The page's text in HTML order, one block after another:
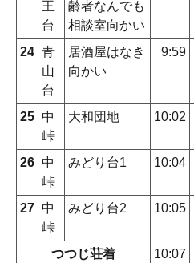
王
台
齢者なんでも
相談室向かい
24 青
山
台
居酒屋はなき
向かい
9:59
25 中
峠
大和団地 10:02
26 中
峠
みどり台1 10:04
27 中
峠
みどり台2 10:05
つつじ荘着 10:07